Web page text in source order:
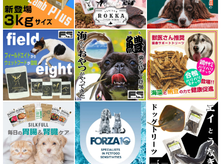
イティ iti
ウェルネス ヘルシーバランス
ウルフブラット WOLFSBLUT
エーワン AWAN DOG FOOD
エーにゃん Anyan 猫用おやつ
エクイリブリア EQUILIBRIA
エンパイア EMPIRE